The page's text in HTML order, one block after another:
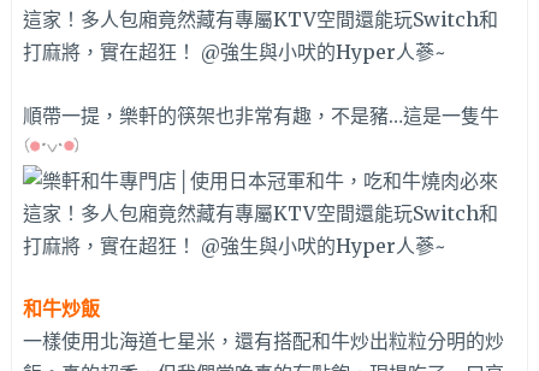
順帶一提，樂軒的筷架也非常有趣，不是豬…這是一隻牛
和牛炒飯
一樣使用北海道七星米，還有搭配和牛炒出粒粒分明的炒